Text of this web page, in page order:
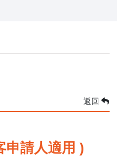
返回
申請人適用 )